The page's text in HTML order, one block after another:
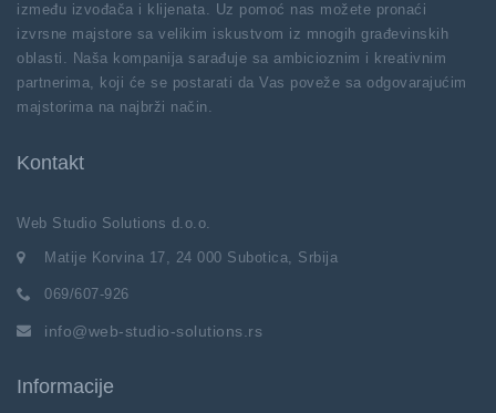
između izvođača i klijenata. Uz pomoć nas možete pronaći
izvrsne majstore sa velikim iskustvom iz mnogih građevinskih
oblasti. Naša kompanija sarađuje sa ambicioznim i kreativnim
partnerima, koji će se postarati da Vas poveže sa odgovarajućim
majstorima na najbrži način.
Kontakt
Web Studio Solutions d.o.o.
Matije Korvina 17, 24 000 Subotica, Srbija
069/607-926
info@web-studio-solutions.rs
Informacije